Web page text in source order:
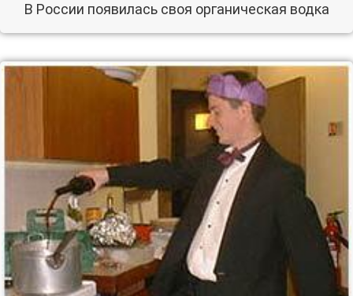
В России появилась своя органическая водка